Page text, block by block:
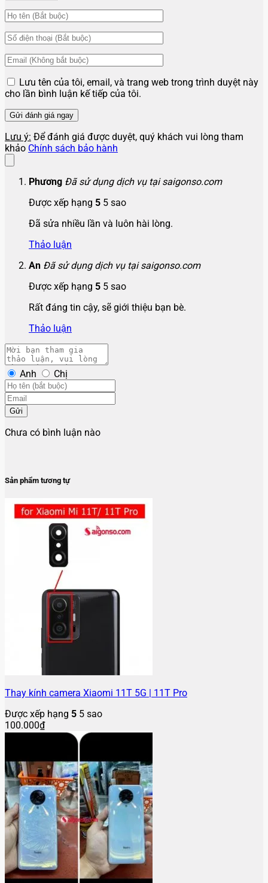
Lưu tên của tôi, email, và trang web trong trình duyệt này
cho lần bình luận kế tiếp của tôi.
Lưu ý: Để đánh giá được duyệt, quý khách vui lòng tham
khảo Chính sách bảo hành
Phương Đã sử dụng dịch vụ tại saigonso.com
Được xếp hạng 5 5 sao
Đã sửa nhiều lần và luôn hài lòng.
Thảo luận
An Đã sử dụng dịch vụ tại saigonso.com
Được xếp hạng 5 5 sao
Rất đáng tin cậy, sẽ giới thiệu bạn bè.
Thảo luận
Anh Chị
Gửi
Chưa có bình luận nào
Sản phẩm tương tự
Thay kính camera Xiaomi 11T 5G | 11T Pro
Được xếp hạng 5 5 sao
100.000₫